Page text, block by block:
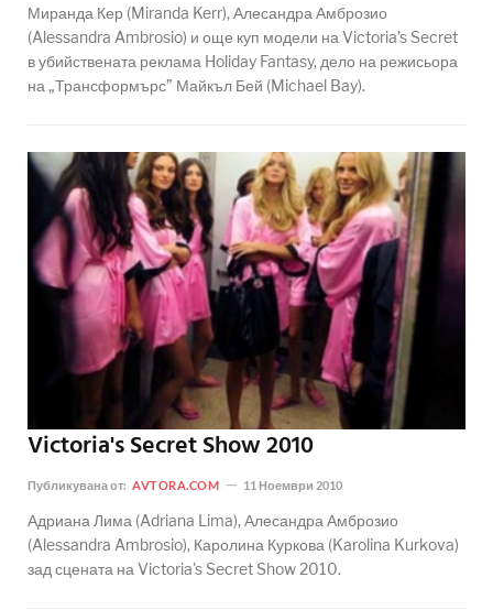
Миранда Кер (Miranda Kerr), Алесандра Амброзио
(Alessandra Ambrosio) и още куп модели на Victoria’s Secret
в убийствената реклама Holiday Fantasy, дело на режисьора
на „Трансформърс” Майкъл Бей (Michael Bay).
Victoria's Secret Show 2010
Публикувана от: AVTORA.COM 11 Ноември 2010
Адриана Лима (Adriana Lima), Алесандра Амброзио
(Alessandra Ambrosio), Каролина Куркова (Karolina Kurkova)
зад сцената на Victoria's Secret Show 2010.